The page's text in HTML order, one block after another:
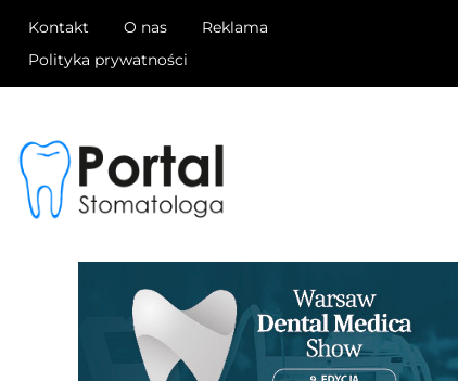
Kontakt O nas
Reklama
Polityka prywatności